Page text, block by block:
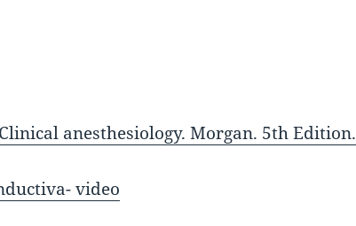
anesthesiology. Morgan. 5th Edition.
video